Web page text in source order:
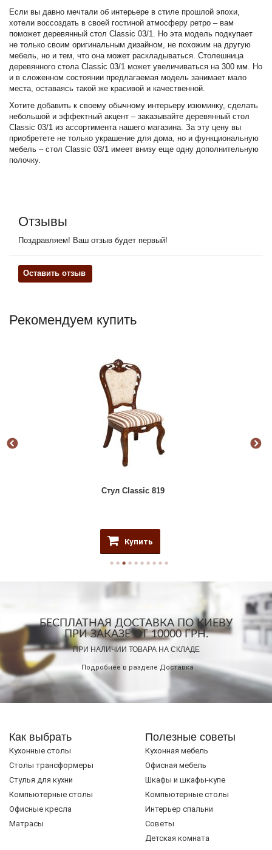
Если вы давно мечтали об интерьере в стиле прошлой эпохи,
хотели воссоздать в своей гостиной атмосферу ретро – вам
поможет деревянный стол Classic 03/1. Но эта модель подкупает
не только своим оригинальным дизайном, не похожим на другую
мебель, но и тем, что она может раскладываться. Столешница
деревянного стола Classic 03/1 может увеличиваться на 300 мм. Но
и в сложенном состоянии предлагаемая модель занимает мало
места, оставаясь такой же красивой и качественной.
Хотите добавить к своему обычному интерьеру изюминку, сделать
небольшой и эффектный акцент – заказывайте деревянный стол
Classic 03/1 из ассортимента нашего магазина. За эту цену вы
приобретете не только украшение для дома, но и функциональную
мебель – стол Classic 03/1 имеет внизу еще одну дополнительную
полочку.
Отзывы
Поздравляем! Ваш отзыв будет первый!
Оставить отзыв
Рекомендуем купить
Стул Classic 819
Купить
БЕСПЛАТНАЯ ДОСТАВКА ПО КИЕВУ
ПРИ ЗАКАЗЕ ОТ 10000 ГРН.
ПРИ НАЛИЧИИ ТОВАРА НА СКЛАДЕ
Подробнее в разделе Доставка
Как выбрать
Кухонные столы
Cтолы трансформеры
Стулья для кухни
Компьютерные столы
Офисные кресла
Матрасы
Полезные советы
Кухонная мебель
Офисная мебель
Шкафы и шкафы-купе
Компьютерные столы
Интерьер спальни
Советы
Детская комната